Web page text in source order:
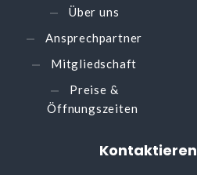
Über uns
Ansprechpartner
Mitgliedschaft
Preise &
Öffnungszeiten
Kontaktieren